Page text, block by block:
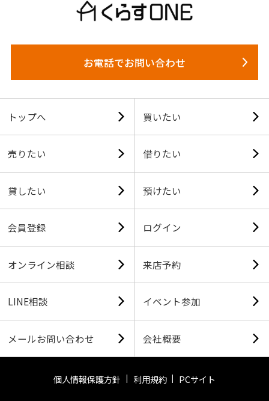
お電話でお問い合わせ
トップへ 買いたい
売りたい 借りたい
貸したい 預けたい
会員登録 ログイン
オンライン相談 来店予約
LINE相談 イベント参加
メールお問い合わせ 会社概要
個人情報保護方針 利用規約 PCサイト